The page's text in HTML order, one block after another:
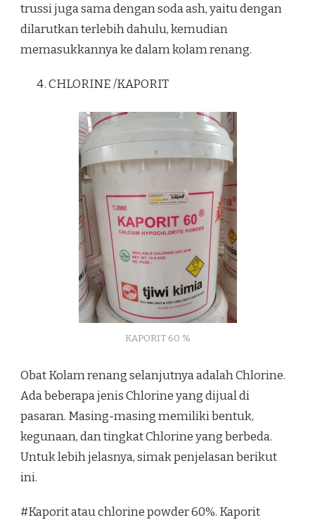
trussi juga sama dengan soda ash, yaitu dengan
dilarutkan terlebih dahulu, kemudian
memasukkannya ke dalam kolam renang.
CHLORINE /KAPORIT
KAPORIT 60 %
Obat Kolam renang selanjutnya adalah Chlorine.
Ada beberapa jenis Chlorine yang dijual di
pasaran. Masing-masing memiliki bentuk,
kegunaan, dan tingkat Chlorine yang berbeda.
Untuk lebih jelasnya, simak penjelasan berikut
ini.
#Kaporit atau chlorine powder 60%. Kaporit